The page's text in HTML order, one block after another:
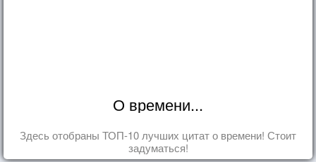
О времени...
Здесь отобраны ТОП-10 лучших цитат о времени! Стоит
задуматься!